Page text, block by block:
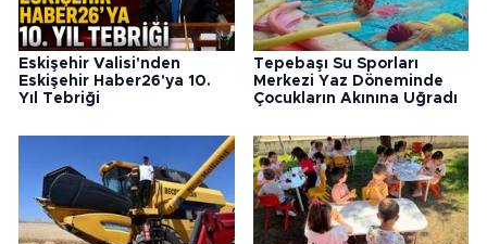
Eskişehir Valisi'nden
Eskişehir Haber26'ya 10.
Yıl Tebriği
Tepebaşı Su Sporları
Merkezi Yaz Döneminde
Çocukların Akınına Uğradı